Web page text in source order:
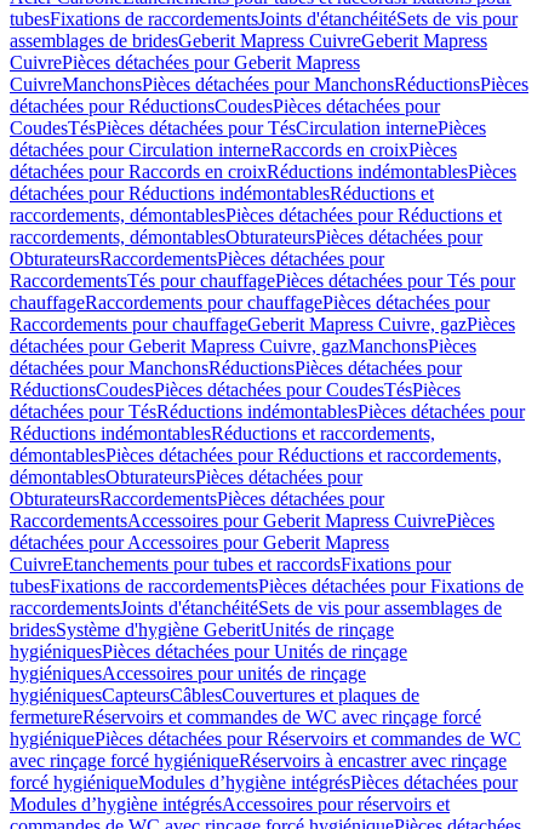
tubesFixations de raccordementsJoints d'étanchéitéSets de vis pour
assemblages de bridesGeberit Mapress CuivreGeberit Mapress
CuivrePièces détachées pour Geberit Mapress
CuivreManchonsPièces détachées pour ManchonsRéductionsPièces
détachées pour RéductionsCoudesPièces détachées pour
CoudesTésPièces détachées pour TésCirculation internePièces
détachées pour Circulation interneRaccords en croixPièces
détachées pour Raccords en croixRéductions indémontablesPièces
détachées pour Réductions indémontablesRéductions et
raccordements, démontablesPièces détachées pour Réductions et
raccordements, démontablesObturateursPièces détachées pour
ObturateursRaccordementsPièces détachées pour
RaccordementsTés pour chauffagePièces détachées pour Tés pour
chauffageRaccordements pour chauffagePièces détachées pour
Raccordements pour chauffageGeberit Mapress Cuivre, gazPièces
détachées pour Geberit Mapress Cuivre, gazManchonsPièces
détachées pour ManchonsRéductionsPièces détachées pour
RéductionsCoudesPièces détachées pour CoudesTésPièces
détachées pour TésRéductions indémontablesPièces détachées pour
Réductions indémontablesRéductions et raccordements,
démontablesPièces détachées pour Réductions et raccordements,
démontablesObturateursPièces détachées pour
ObturateursRaccordementsPièces détachées pour
RaccordementsAccessoires pour Geberit Mapress CuivrePièces
détachées pour Accessoires pour Geberit Mapress
CuivreEtanchements pour tubes et raccordsFixations pour
tubesFixations de raccordementsPièces détachées pour Fixations de
raccordementsJoints d'étanchéitéSets de vis pour assemblages de
bridesSystème d'hygiène GeberitUnités de rinçage
hygiéniquesPièces détachées pour Unités de rinçage
hygiéniquesAccessoires pour unités de rinçage
hygiéniquesCapteursCâblesCouvertures et plaques de
fermetureRéservoirs et commandes de WC avec rinçage forcé
hygiéniquePièces détachées pour Réservoirs et commandes de WC
avec rinçage forcé hygiéniqueRéservoirs à encastrer avec rinçage
forcé hygiéniqueModules d’hygiène intégrésPièces détachées pour
Modules d’hygiène intégrésAccessoires pour réservoirs et